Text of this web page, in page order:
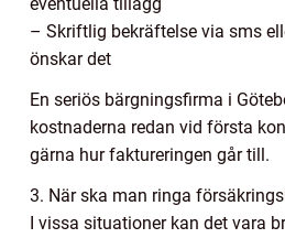
– Skriftlig bekräftelse via sms
önskar det
En seriös bärgningsfirma i
kostnaderna redan vid första
gärna hur faktureringen går till.
3. När ska man ringa
I vissa situationer kan det vara